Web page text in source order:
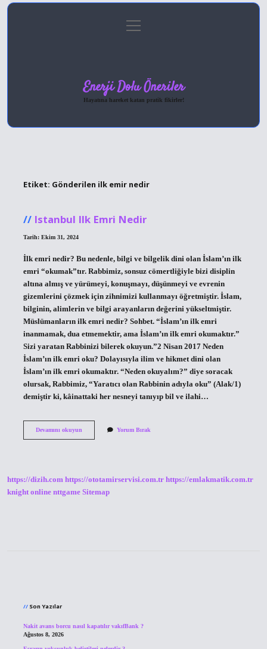
Gizlilik Politikası
menüyü
aç
Enerji Dolu Öneriler
Hayatına hareket katan pratik fikirler!
Etiket: Gönderilen ilk emir nedir
Istanbul Ilk Emri Nedir
Tarih: Ekim 31, 2024
İlk emri nedir? Bu nedenle, bilgi ve bilgelik dini olan İslam’ın ilk
emri “okumak”tır. Rabbimiz, sonsuz cömertliğiyle bizi disiplin
altına almış ve yürümeyi, konuşmayı, düşünmeyi ve evrenin
gizemlerini çözmek için zihnimizi kullanmayı öğretmiştir. İslam,
bilginin, alimlerin ve bilgi arayanların değerini yükseltmiştir.
Müslümanların ilk emri nedir? Sohbet. “İslam’ın ilk emri
inanmamak, dua etmemektir, ama İslam’ın ilk emri okumaktır.”
Sizi yaratan Rabbinizi bilerek okuyun.”2 Nisan 2017 Neden
İslam’ın ilk emri oku? Dolayısıyla ilim ve hikmet dini olan
İslam’ın ilk emri okumaktır. “Neden okuyalım?” diye soracak
olursak, Rabbimiz, “Yaratıcı olan Rabbinin adıyla oku” (Alak/1)
demiştir ki, kâinattaki her nesneyi tanıyıp bil ve ilahi…
Devamını okuyunIstanbul
Yorum Bırak
https://dizih.com https://ototamirservisi.com.tr https://emlakmatik.com.tr
knight online nttgame Sitemap
Son Yazılar
Nakit avans borcu nasıl kapatılır vakıfBank ?
Ağustos 8, 2026